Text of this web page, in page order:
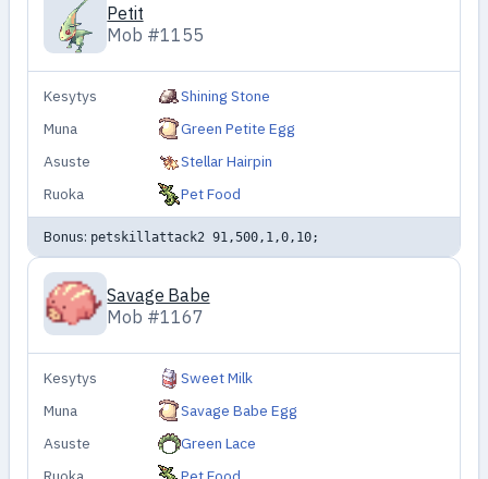
Petit
Mob #1155
Kesytys
Shining Stone
Muna
Green Petite Egg
Asuste
Stellar Hairpin
Ruoka
Pet Food
Bonus: petskillattack2 91,500,1,0,10;
Savage Babe
Mob #1167
Kesytys
Sweet Milk
Muna
Savage Babe Egg
Asuste
Green Lace